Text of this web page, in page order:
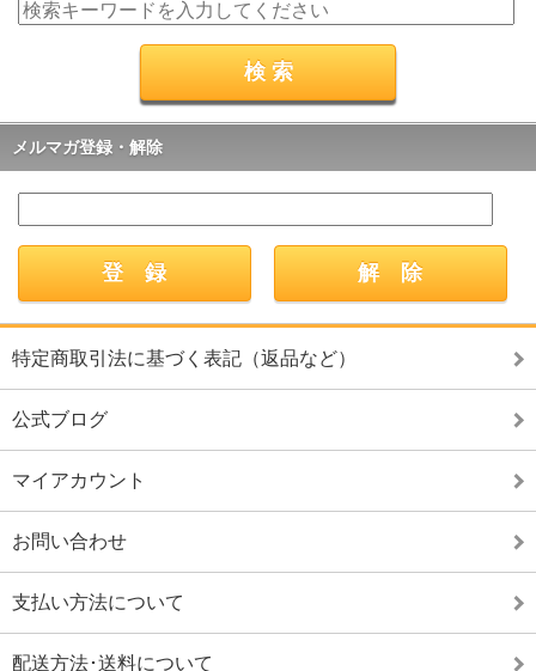
メルマガ登録・解除
特定商取引法に基づく表記（返品など）
公式ブログ
マイアカウント
お問い合わせ
支払い方法について
配送方法･送料について